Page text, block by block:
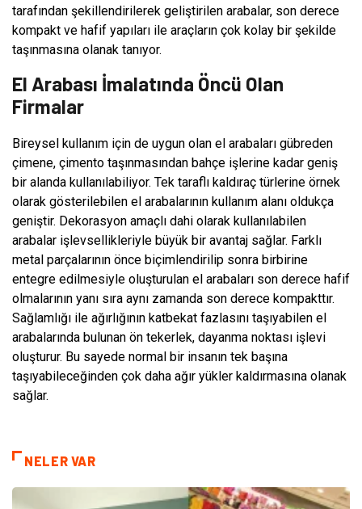
tarafından şekillendirilerek geliştirilen arabalar, son derece
kompakt ve hafif yapıları ile araçların çok kolay bir şekilde
taşınmasına olanak tanıyor.
El Arabası İmalatında Öncü Olan
Firmalar
Bireysel kullanım için de uygun olan el arabaları gübreden
çimene, çimento taşınmasından bahçe işlerine kadar geniş
bir alanda kullanılabiliyor. Tek taraflı kaldıraç türlerine örnek
olarak gösterilebilen el arabalarının kullanım alanı oldukça
geniştir. Dekorasyon amaçlı dahi olarak kullanılabilen
arabalar işlevsellikleriyle büyük bir avantaj sağlar. Farklı
metal parçalarının önce biçimlendirilip sonra birbirine
entegre edilmesiyle oluşturulan el arabaları son derece hafif
olmalarının yanı sıra aynı zamanda son derece kompakttır.
Sağlamlığı ile ağırlığının katbekat fazlasını taşıyabilen el
arabalarında bulunan ön tekerlek, dayanma noktası işlevi
oluşturur. Bu sayede normal bir insanın tek başına
taşıyabileceğinden çok daha ağır yükler kaldırmasına olanak
sağlar.
NELER VAR